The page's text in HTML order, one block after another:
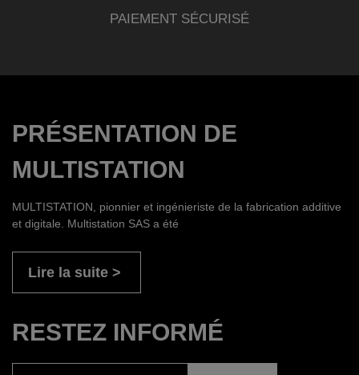
PAIEMENT SÉCURISÉ
PRÉSENTATION DE
MULTISTATION
MULTISTATION, pionnier et ingénieriste de la fabrication additive
et digitale. Multistation SAS a été
Lire la suite
RESTEZ INFORMÉ